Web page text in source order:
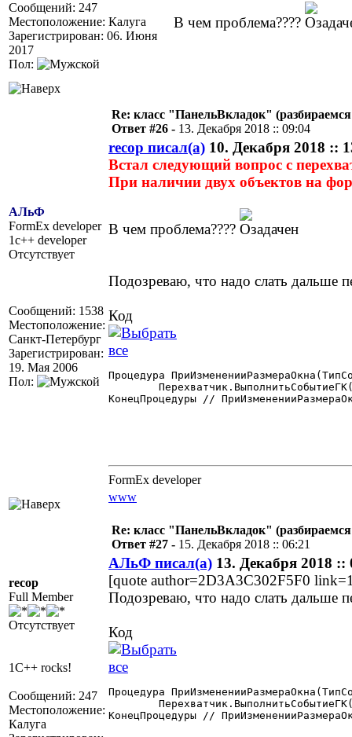
Сообщений: 247
Местоположение: Калуга
Зарегистрирован: 06. Июня
2017
Пол:
В чем проблема????
АЛьФ
FormEx developer
1c++ developer
Отсутствует
Сообщений: 1538
Местоположение:
Санкт-Петербург
Зарегистрирован:
19. Мая 2006
Пол:
Re: класс "ПанельВкладок"
Ответ #26 - 13. Декабря 2018 :: 09:04
recop писал(а) 10. Декабря 2018 ::
Встал следующий вопрос с
При наличии двух объектов на
В чем проблема????
Подозреваю, что надо слать дальше
Код
Процедура
КонецПроцедуры //
FormEx developer
www
recop
Full Member
Отсутствует
1C++ rocks!
Сообщений: 247
Местоположение:
Калуга
Re: класс "ПанельВкладок"
Ответ #27 - 15. Декабря 2018 :: 06:21
АЛьФ писал(а) 13. Декабря 2018 ::
[quote author=2D3A3C302F5F0
Подозреваю, что надо слать дальше
Код
Процедура
КонецПроцедуры //